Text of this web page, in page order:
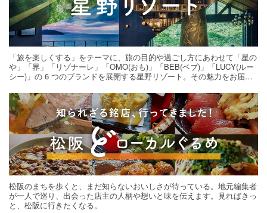
「旅を楽しくする」をテーマに、旅の目的や過ごし方にあわせて「星の
や」「界」「リゾナーレ」「OMO(おも)」「BEB(ベブ)」「LUCY(ルー
シー)」の 6 つのブランドを展開する星野リゾート。その魅力をお届け
松阪のまちを歩くと、まだ知らないおいしさが待っている。地元編集者
が一人で巡り、出会った店主の人柄や想いと味を伝えます。見ればきっ
と、松阪に行きたくなる。